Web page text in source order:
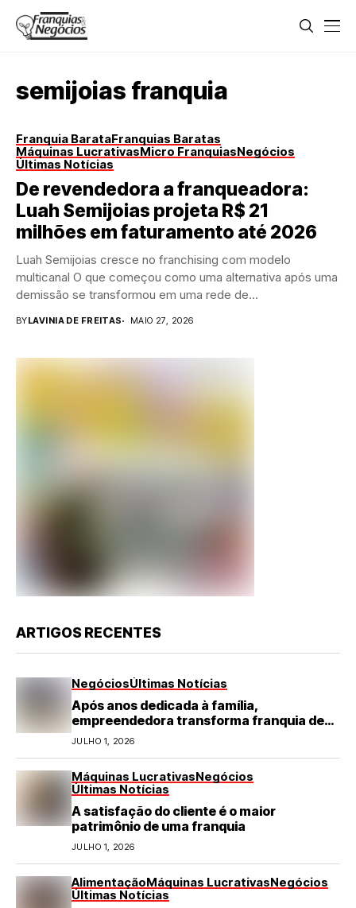
semijoias franquia
Franquia BarataFranquias Baratas
Máquinas LucrativasMicro FranquiasNegócios
Últimas Notícias
De revendedora a franqueadora:
Luah Semijoias projeta R$ 21
milhões em faturamento até 2026
Luah Semijoias cresce no franchising com modelo
multicanal O que começou como uma alternativa após uma
demissão se transformou em uma rede de...
BYLAVINIA DE FREITAS MAIO 27, 2026
ARTIGOS RECENTES
NegóciosÚltimas Notícias
Após anos dedicada à família,
empreendedora transforma franquia de
turismo em negócio de destaque no RN
JULHO 1, 2026
Máquinas LucrativasNegócios
Últimas Notícias
A satisfação do cliente é o maior
patrimônio de uma franquia
JULHO 1, 2026
AlimentaçãoMáquinas LucrativasNegócios
Últimas Notícias